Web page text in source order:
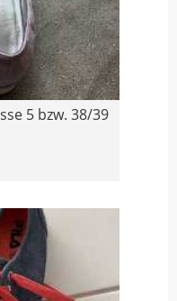
5 bzw. 38/39